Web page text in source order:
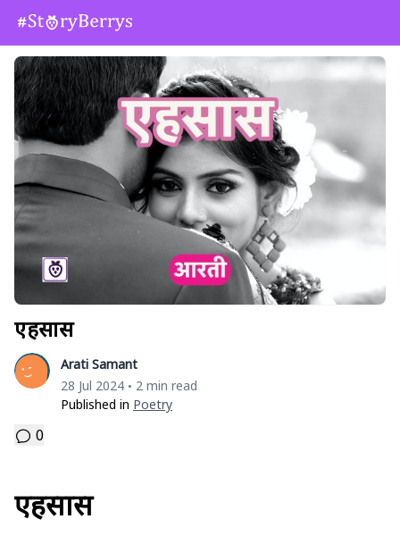
एहसास
Arati Samant
28 Jul 2024 • 2 min read
Published in Poetry
0
एहसास